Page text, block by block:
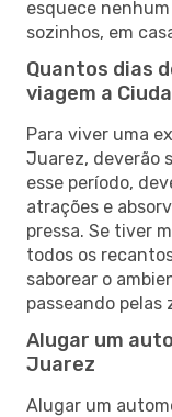
esquece
sozinhos, em
Quantos dias
viagem a
Para viver uma
Juarez, deverão
esse período,
atrações e
pressa. Se tiver
todos os
saborear o
passeando pelas
Alugar um
Juarez
Alugar um